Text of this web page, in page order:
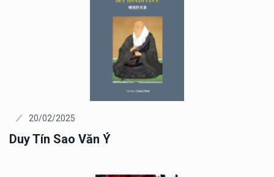
20/02/2025
Duy Tín Sao Văn Ý